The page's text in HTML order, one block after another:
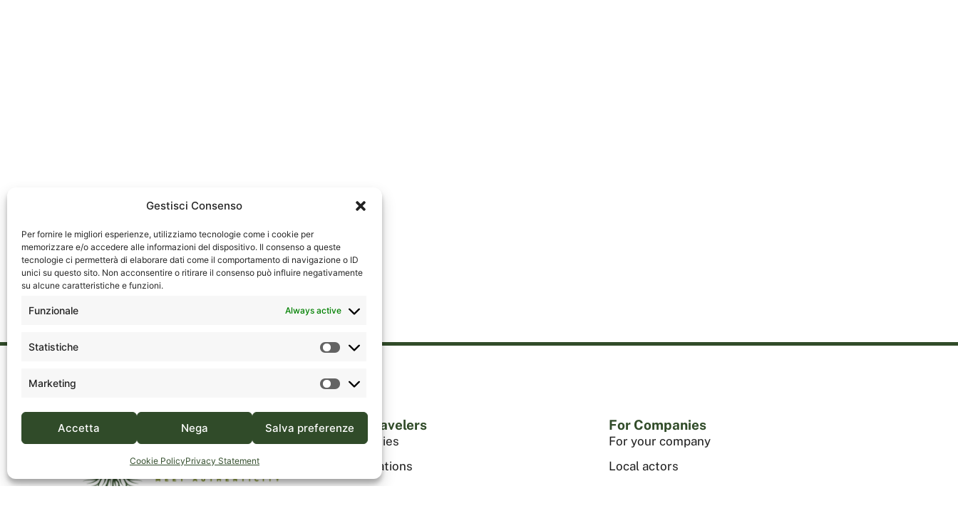
Gestisci Consenso
Per fornire le migliori esperienze, utilizziamo tecnologie come i cookie per
memorizzare e/o accedere alle informazioni del dispositivo. Il consenso a queste
tecnologie ci permetterà di elaborare dati come il comportamento di navigazione o ID
unici su questo sito. Non acconsentire o ritirare il consenso può influire negativamente
su alcune caratteristiche e funzioni.
Funzionale Always active
Statistiche
Marketing
Accetta Nega Salva preferenze
Cookie PolicyPrivacy Statement
For Travelers
Itineraries
Destinations
For Companies
For your company
Local actors